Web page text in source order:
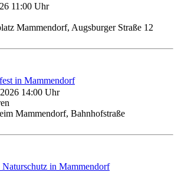
11:00 Uhr
Mammendorf, Augsburger Straße 12
in Mammendorf
14:00 Uhr
Mammendorf, Bahnhofstraße
in Mammendorf